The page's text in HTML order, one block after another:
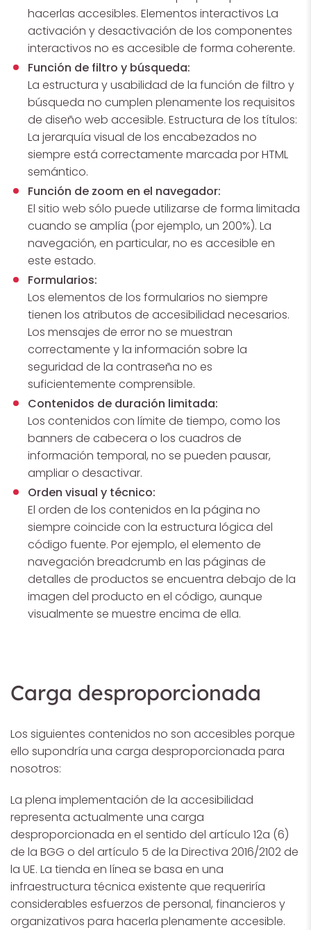
hacerlas accesibles. Elementos interactivos La
activación y desactivación de los componentes
interactivos no es accesible de forma coherente.
Función de filtro y búsqueda:
La estructura y usabilidad de la función de filtro y
búsqueda no cumplen plenamente los requisitos
de diseño web accesible. Estructura de los títulos:
La jerarquía visual de los encabezados no
siempre está correctamente marcada por HTML
semántico.
Función de zoom en el navegador:
El sitio web sólo puede utilizarse de forma limitada
cuando se amplía (por ejemplo, un 200%). La
navegación, en particular, no es accesible en
este estado.
Formularios:
Los elementos de los formularios no siempre
tienen los atributos de accesibilidad necesarios.
Los mensajes de error no se muestran
correctamente y la información sobre la
seguridad de la contraseña no es
suficientemente comprensible.
Contenidos de duración limitada:
Los contenidos con límite de tiempo, como los
banners de cabecera o los cuadros de
información temporal, no se pueden pausar,
ampliar o desactivar.
Orden visual y técnico:
El orden de los contenidos en la página no
siempre coincide con la estructura lógica del
código fuente. Por ejemplo, el elemento de
navegación breadcrumb en las páginas de
detalles de productos se encuentra debajo de la
imagen del producto en el código, aunque
visualmente se muestre encima de ella.
Carga desproporcionada
Los siguientes contenidos no son accesibles porque
ello supondría una carga desproporcionada para
nosotros:
La plena implementación de la accesibilidad
representa actualmente una carga
desproporcionada en el sentido del artículo 12a (6)
de la BGG o del artículo 5 de la Directiva 2016/2102 de
la UE. La tienda en línea se basa en una
infraestructura técnica existente que requeriría
considerables esfuerzos de personal, financieros y
organizativos para hacerla plenamente accesible.